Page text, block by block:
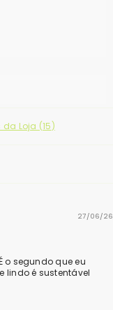
da Loja (15)
27/06/26
o segundo que eu
lindo é sustentável